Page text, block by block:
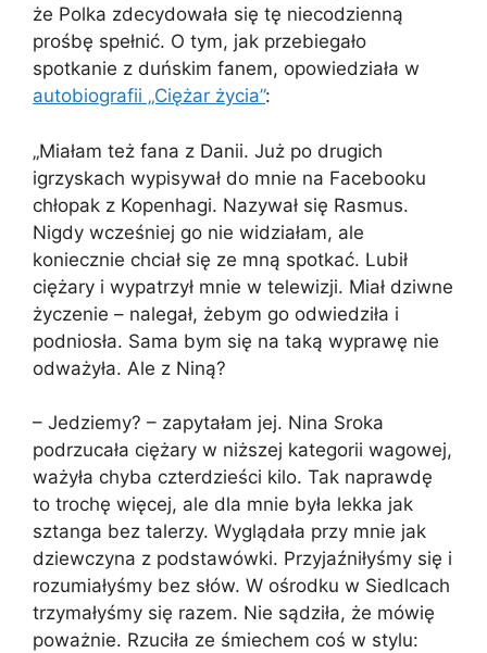
że Polka zdecydowała się tę niecodzienną
prośbę spełnić. O tym, jak przebiegało
spotkanie z duńskim fanem, opowiedziała w
autobiografii „Ciężar życia”:
„Miałam też fana z Danii. Już po drugich
igrzyskach wypisywał do mnie na Facebooku
chłopak z Kopenhagi. Nazywał się Rasmus.
Nigdy wcześniej go nie widziałam, ale
koniecznie chciał się ze mną spotkać. Lubił
ciężary i wypatrzył mnie w telewizji. Miał dziwne
życzenie – nalegał, żebym go odwiedziła i
podniosła. Sama bym się na taką wyprawę nie
odważyła. Ale z Niną?
– Jedziemy? – zapytałam jej. Nina Sroka
podrzucała ciężary w niższej kategorii wagowej,
ważyła chyba czterdzieści kilo. Tak naprawdę
to trochę więcej, ale dla mnie była lekka jak
sztanga bez talerzy. Wyglądała przy mnie jak
dziewczyna z podstawówki. Przyjaźniłyśmy się i
rozumiałyśmy bez słów. W ośrodku w Siedlcach
trzymałyśmy się razem. Nie sądziła, że mówię
poważnie. Rzuciła ze śmiechem coś w stylu: